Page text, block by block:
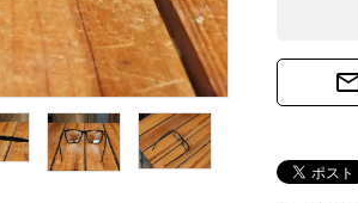
ア！
キャンプに向けたギア！